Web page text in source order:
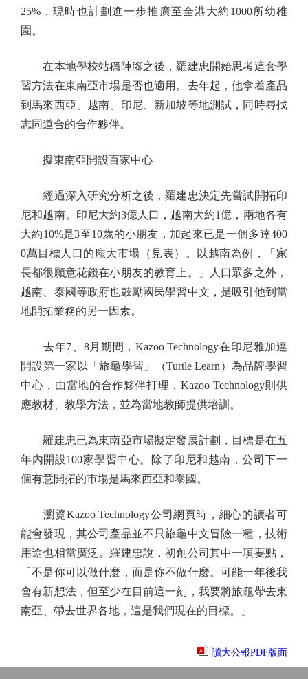
25%，現時也計劃進一步推廣至全港大約1000所幼稚
園。
在本地學校站穩陣腳之後，羅建忠開始思考這套學
習方法在東南亞市場是否也適用。去年起，他拿着產品
到馬來西亞、越南、印尼、新加坡等地測試，同時尋找
志同道合的合作夥伴。
擬東南亞開設百家中心
經過深入研究分析之後，羅建忠決定先嘗試開拓印
尼和越南。印尼大約3億人口，越南大約1億，兩地各有
大約10%是3至10歲的小朋友，加起來已是一個多達400
0萬目標人口的龐大市場（見表）。以越南為例，「家
長都很願意花錢在小朋友的教育上。」人口眾多之外，
越南、泰國等政府也鼓勵國民學習中文，是吸引他到當
地開拓業務的另一因素。
去年7、8月期間，Kazoo Technology在印尼雅加達
開設第一家以「旅龜學習」（Turtle Learn）為品牌學習
中心，由當地的合作夥伴打理，Kazoo Technology則供
應教材、教學方法，並為當地教師提供培訓。
羅建忠已為東南亞市場擬定發展計劃，目標是在五
年內開設100家學習中心。除了印尼和越南，公司下一
個有意開拓的市場是馬來西亞和泰國。
瀏覽Kazoo Technology公司網頁時，細心的讀者可
能會發現，其公司產品並不只旅龜中文冒險一種，技術
用途也相當廣泛。羅建忠說，初創公司其中一項要點，
「不是你可以做什麼，而是你不做什麼。可能一年後我
會有新想法，但至少在目前這一刻，我要將旅龜帶去東
南亞、帶去世界各地，這是我們現在的目標。」
讀大公報PDF版面